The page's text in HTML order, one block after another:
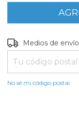
Entregas para el CP:
Medios de envío
No sé mi código postal